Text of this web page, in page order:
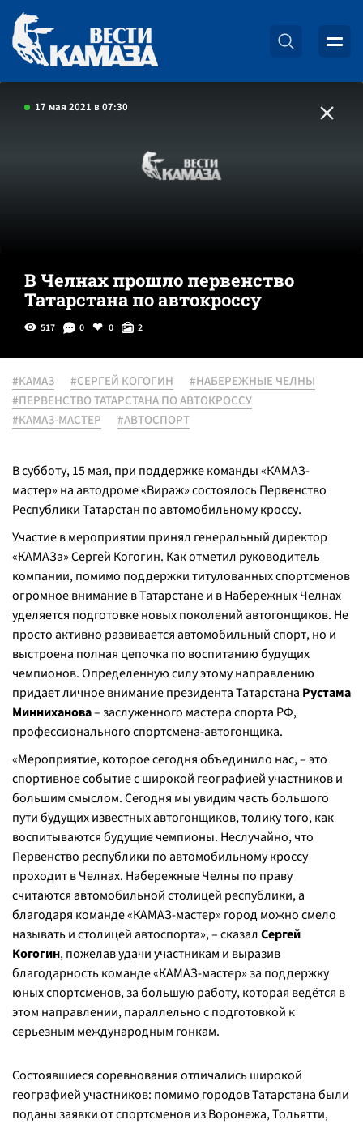
17 мая 2021 в 07:30
В Челнах прошло первенство
Татарстана по автокроссу
517 0 0 2
#КАМАЗ #СЕРГЕЙ КОГОГИН
#НАБЕРЕЖНЫЕ ЧЕЛНЫ
#ПЕРВЕНСТВО ТАТАРСТАНА ПО АВТОКРОССУ
#КАМАЗ-МАСТЕР
#АВТОСПОРТ
В субботу, 15 мая, при поддержке команды «КАМАЗ-
мастер» на автодроме «Вираж» состоялось Первенство
Республики Татарстан по автомобильному кроссу.
Участие в мероприятии принял генеральный директор
«КАМАЗа» Сергей Когогин. Как отметил руководитель
компании, помимо поддержки титулованных спортсменов
огромное внимание в Татарстане и в Набережных Челнах
уделяется подготовке новых поколений автогонщиков. Не
просто активно развивается автомобильный спорт, но и
выстроена полная цепочка по воспитанию будущих
чемпионов. Определенную силу этому направлению
придает личное внимание президента Татарстана Рустама
Минниханова– заслуженного мастера спорта РФ,
профессионального спортсмена-автогонщика.
«Мероприятие, которое сегодня объединило нас, – это
спортивное событие с широкой географией участников и
большим смыслом. Сегодня мы увидим часть большого
пути будущих известных автогонщиков, толику того, как
воспитываются будущие чемпионы. Неслучайно, что
Первенство республики по автомобильному кроссу
проходит в Челнах. Набережные Челны по праву
считаются автомобильной столицей республики, а
благодаря команде «КАМАЗ-мастер» город можно смело
называть и столицей автоспорта», – сказалСергей
Когогин, пожелав удачи участникам и выразив
благодарность команде «КАМАЗ-мастер» за поддержку
юных спортсменов, за большую работу, которая ведётся в
этом направлении, параллельно с подготовкой к
серьезным международным гонкам.
Состоявшиеся соревнования отличались широкой
географией участников: помимо городов Татарстана были
поданы заявки от спортсменов из Воронежа, Тольятти,